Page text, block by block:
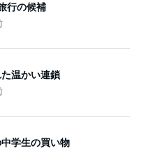
行の候補
温かい連鎖
学生の買い物